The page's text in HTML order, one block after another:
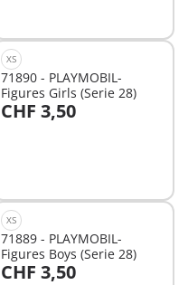
XS
71890 - PLAYMOBIL-
Figures Girls (Serie 28)
CHF 3,50
XS
71889 - PLAYMOBIL-
Figures Boys (Serie 28)
CHF 3,50